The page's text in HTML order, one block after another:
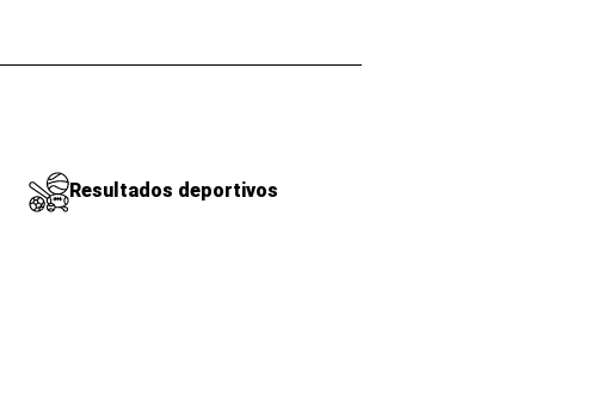
Resultados deportivos